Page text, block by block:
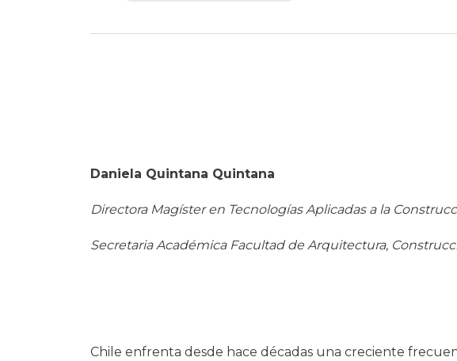
Daniela Quintana Quintana
Directora Magíster en Tecnologías Aplicadas a la
Secretaria Académica Facultad de Arquitectura,
Chile enfrenta desde hace décadas una creciente